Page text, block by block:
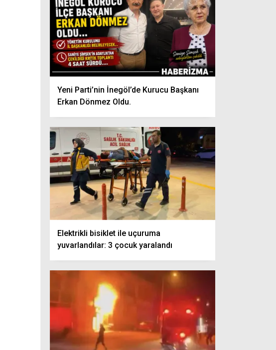
Yeni Parti’nin İnegöl’de Kurucu Başkanı
Erkan Dönmez Oldu.
Elektrikli bisiklet ile uçuruma
yuvarlandılar: 3 çocuk yaralandı